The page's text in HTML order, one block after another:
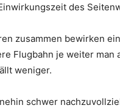
des
zusammen bewirken
Flugbahn je weiter man
weniger.
schwer